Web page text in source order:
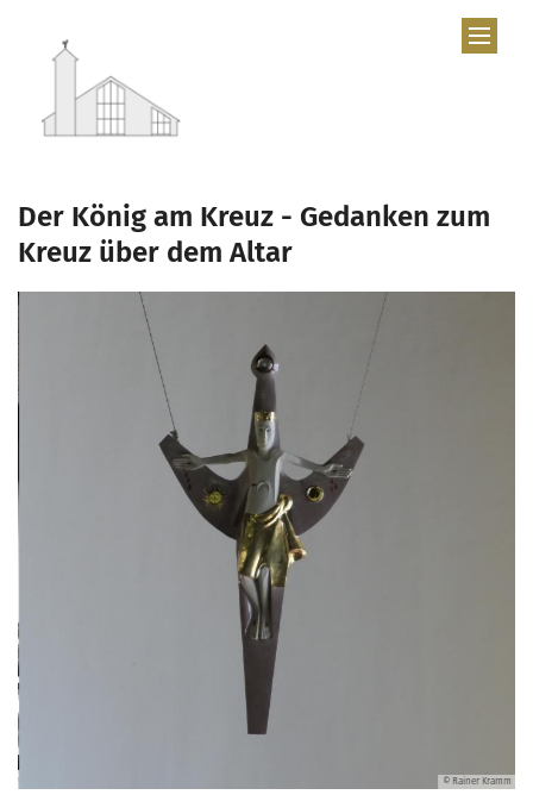
Der König am Kreuz - Gedanken zum
Kreuz über dem Altar
© Rainer Kramm